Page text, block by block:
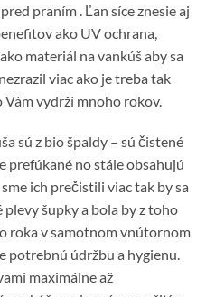
praním . Ľan síce znesie aj
ako UV ochrana,
materiál na vankúš aby sa
viac ako je treba tak
vydrží mnoho rokov.
sú z bio špaldy – sú čistené
prefúkané no stále obsahujú
ich prečistili viac tak by sa
šupky a bola by z toho
roka v samotnom vnútornom
potrebnú údržbu a hygienu.
maximálne až